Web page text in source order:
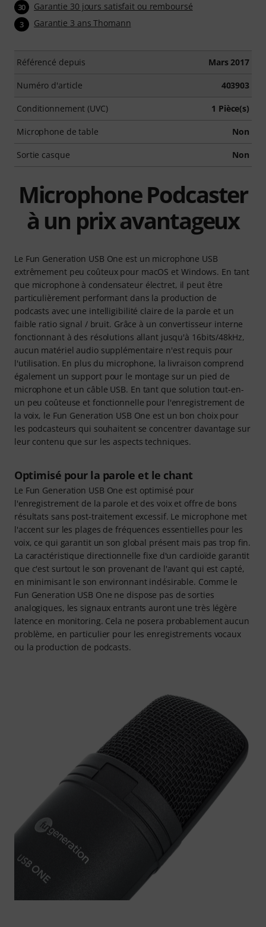
Une fois votre commande expédiée, vous recevrez
automatiquement votre code d'activation par e-mail.
30 Garantie 30 jours satisfait ou remboursé
3 Garantie 3 ans Thomann
Référencé depuis Mars 2017
Numéro d'article 403903
Conditionnement (UVC) 1 Pièce(s)
Microphone de table Non
Sortie casque Non
Microphone Podcaster
à un prix avantageux
Le Fun Generation USB One est un microphone USB
extrêmement peu coûteux pour macOS et Windows. En tant
que microphone à condensateur électret, il peut être
particulièrement performant dans la production de
podcasts avec une intelligibilité claire de la parole et un
faible ratio signal / bruit. Grâce à un convertisseur interne
fonctionnant à des résolutions allant jusqu'à 16bits/48kHz,
aucun matériel audio supplémentaire n'est requis pour
l'utilisation. En plus du microphone, la livraison comprend
également un support pour le montage sur un pied de
microphone et un câble USB. En tant que solution tout-en-
un peu coûteuse et fonctionnelle pour l'enregistrement de
la voix, le Fun Generation USB One est un bon choix pour
les podcasteurs qui souhaitent se concentrer davantage sur
leur contenu que sur les aspects techniques.
Optimisé pour la parole et le chant
Le Fun Generation USB One est optimisé pour
l'enregistrement de la parole et des voix et offre de bons
résultats sans post-traitement excessif. Le microphone met
l'accent sur les plages de fréquences essentielles pour les
voix, ce qui garantit un son global présent mais pas trop fin.
La caractéristique directionnelle fixe d'un cardioïde garantit
que c'est surtout le son provenant de l'avant qui est capté,
en minimisant le son environnant indésirable. Comme le
Fun Generation USB One ne dispose pas de sorties
analogiques, les signaux entrants auront une très légère
latence en monitoring. Cela ne posera probablement aucun
problème, en particulier pour les enregistrements vocaux
ou la production de podcasts.